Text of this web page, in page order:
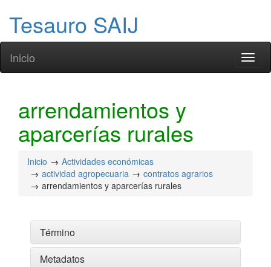
Tesauro SAIJ
Inicio
arrendamientos y
aparcerías rurales
Inicio
Actividades económicas
actividad agropecuaria
contratos agrarios
arrendamientos y aparcerías rurales
Término
Metadatos